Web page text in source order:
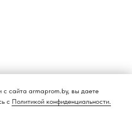
И ОПЛАТА КОНТАКТЫ
сайта armaprom.by, вы даете
с Политикой конфиденциальности.